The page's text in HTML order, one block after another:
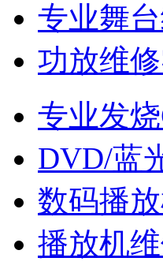
专业舞
功放维
专业发
DVD/蓝
数码播
播放机